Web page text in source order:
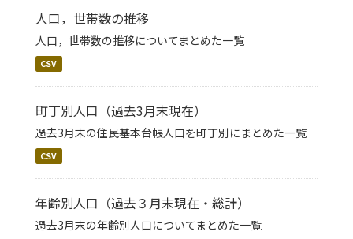
人口，世帯数の推移
人口，世帯数の推移についてまとめた一覧
CSV
町丁別人口（過去3月末現在）
過去3月末の住民基本台帳人口を町丁別にまとめた一覧
CSV
年齢別人口（過去３月末現在・総計）
過去3月末の年齢別人口についてまとめた一覧